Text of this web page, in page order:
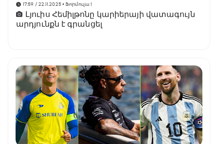
17:59 / 22.11.2025• Ֆորմուլա 1
Լյուիս Հեմիլթոնը կարիերայի վատագույն
արդյունքն է գրանցել